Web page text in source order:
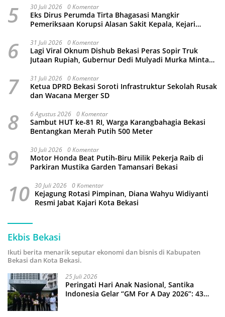
5 30 Juli 2026 0 Komentar
Eks Dirus Perumda Tirta Bhagasasi Mangkir
Pemeriksaan Korupsi Alasan Sakit Kepala, Kejari
6 31 Juli 2026 0 Komentar
Lagi Viral Oknum Dishub Bekasi Peras Sopir Truk
Jutaan Rupiah, Gubernur Dedi Mulyadi Murka Minta
7 31 Juli 2026 0 Komentar
Ketua DPRD Bekasi Soroti Infrastruktur Sekolah Rusak
dan Wacana Merger SD
8 6 Agustus 2026 0 Komentar
Sambut HUT ke-81 RI, Warga Karangbahagia Bekasi
Bentangkan Merah Putih 500 Meter
9 30 Juli 2026 0 Komentar
Motor Honda Beat Putih-Biru Milik Pekerja Raib di
Parkiran Mustika Garden Tamansari Bekasi
10 30 Juli 2026 0 Komentar
Kejagung Rotasi Pimpinan, Diana Wahyu Widiyanti
Resmi Jabat Kajari Kota Bekasi
Ekbis Bekasi
Ikuti berita menarik seputar ekonomi dan bisnis di Kabupaten
Bekasi dan Kota Bekasi.
25 Juli 2026
Peringati Hari Anak Nasional, Santika
Indonesia Gelar “GM For A Day 2026”: 43